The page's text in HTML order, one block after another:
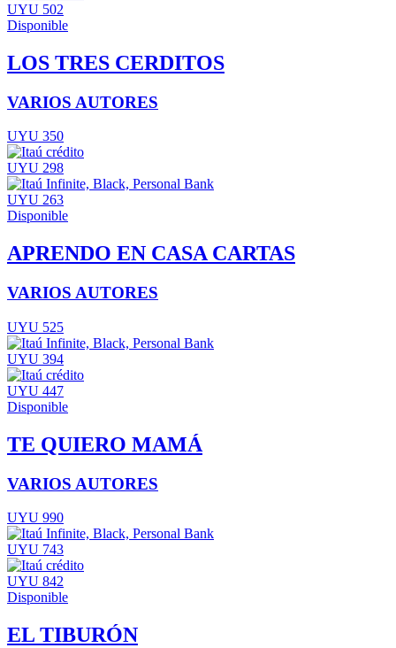
UYU 502
Disponible
LOS TRES CERDITOS
VARIOS AUTORES
UYU 350
UYU 298
UYU 263
Disponible
APRENDO EN CASA CARTAS
VARIOS AUTORES
UYU 525
UYU 394
UYU 447
Disponible
TE QUIERO MAMÁ
VARIOS AUTORES
UYU 990
UYU 743
UYU 842
Disponible
EL TIBURÓN